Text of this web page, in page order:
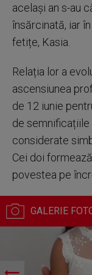
același an s-au
însărcinată, iar
fetițe, Kasia.
Relația lor a
ascensiunea
de 12 iunie
de semnificațiile
considerate
Cei doi
povestea pe